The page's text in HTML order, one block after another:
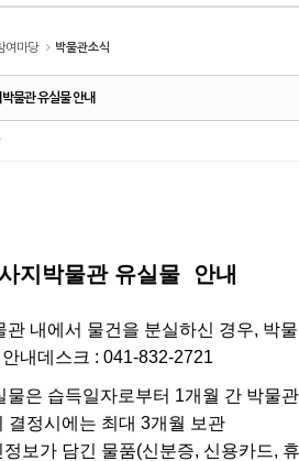
여마당 박물관소식
물관 유실물 안내
지박물관 유실물 안내
관 내에서 물건을 분실하신 경우, 박
안내데스크 : 041-832-2721
물은 습득일자로부터 1개월 간 박물
결정시에는 최대 3개월 보관
정보가 담긴 물품(신분증, 신용카드,